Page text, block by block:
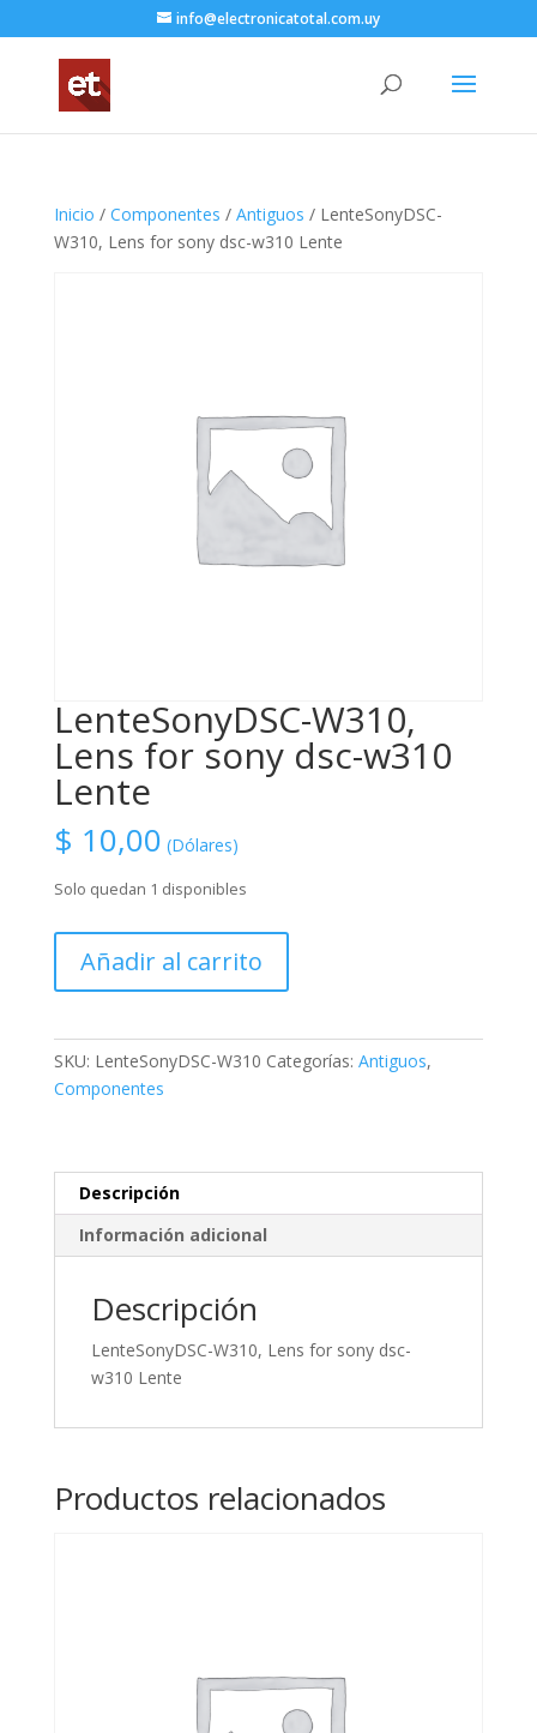
info@electronicatotal.com.uy
Inicio / Componentes / Antiguos / LenteSonyDSC-
W310, Lens for sony dsc-w310 Lente
LenteSonyDSC-W310,
Lens for sony dsc-w310
Lente
$ 10,00 (Dólares)
Solo quedan 1 disponibles
W310,
sony
dsc-
Añadir al carrito
SKU: LenteSonyDSC-W310 Categorías: Antiguos,
Componentes
Descripción
Información adicional
Descripción
LenteSonyDSC-W310, Lens for sony dsc-
w310 Lente
Productos relacionados